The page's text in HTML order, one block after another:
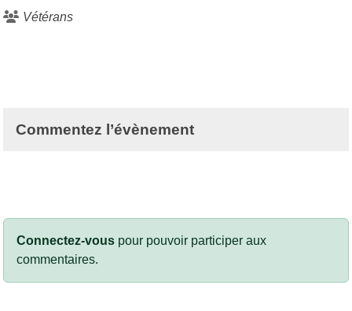
Vétérans
Commentez l’évènement
Connectez-vous pour pouvoir participer aux
commentaires.